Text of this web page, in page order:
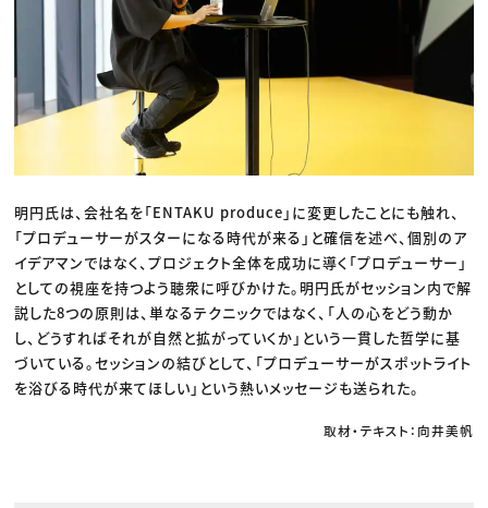
明円氏は、会社名を「ENTAKU produce」に変更したことにも触れ、
「プロデューサーがスターになる時代が来る」と確信を述べ、個別のア
イデアマンではなく、プロジェクト全体を成功に導く「プロデューサー」
としての視座を持つよう聴衆に呼びかけた。明円氏がセッション内で解
説した8つの原則は、単なるテクニックではなく、「人の心をどう動か
し、どうすればそれが自然と拡がっていくか」という一貫した哲学に基
づいている。セッションの結びとして、「プロデューサーがスポットライト
を浴びる時代が来てほしい」という熱いメッセージも送られた。
取材・テキスト：向井美帆